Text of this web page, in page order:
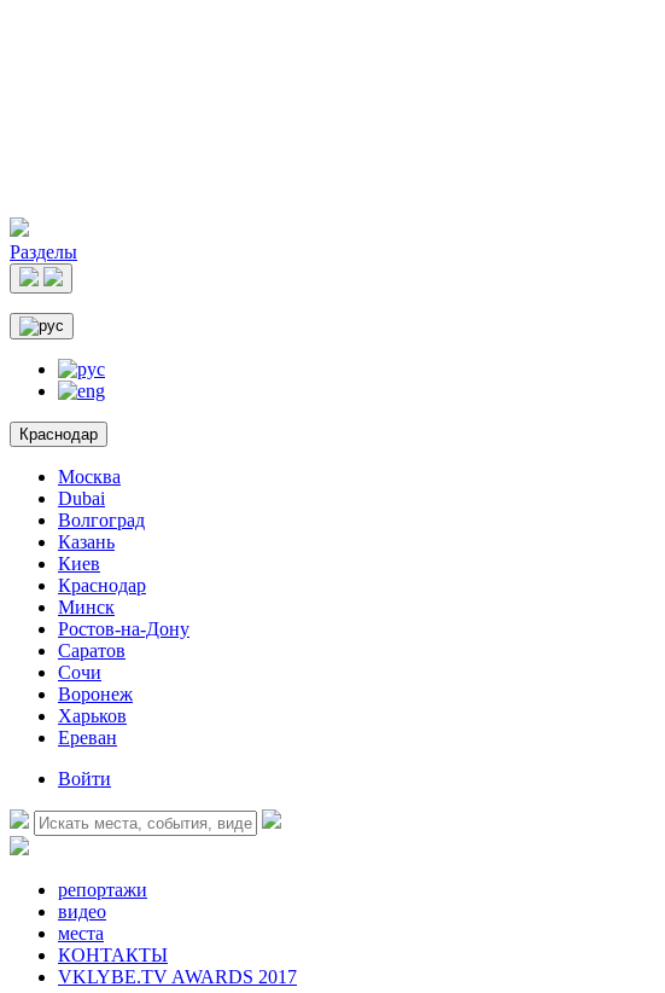
Разделы
Краснодар
Москва
Dubai
Волгоград
Казань
Киев
Краснодар
Минск
Ростов-на-Дону
Саратов
Сочи
Воронеж
Харьков
Ереван
Войти
репортажи
видео
места
КОНТАКТЫ
VKLYBE.TV AWARDS 2017